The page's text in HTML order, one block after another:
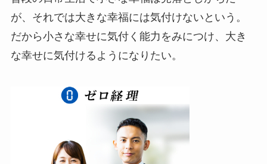
が、それでは大きな幸福には気付けないという。
だから小さな幸せに気付く能力をみにつけ、大き
な幸せに気付けるようになりたい。